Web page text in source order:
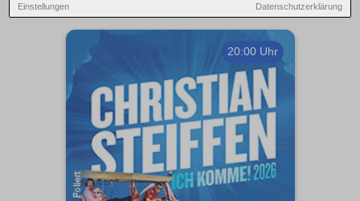
Einstellungen Datenschutzerklärung
20:00 Uhr